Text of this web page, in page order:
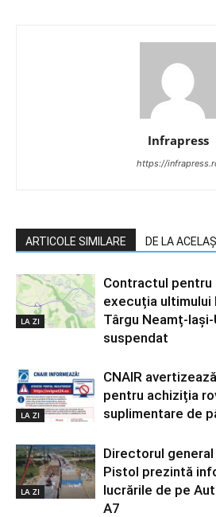
Infrapress
https://
ARTICOLE SIMILARE DE LA
LA ZI
Contractul
execuția
Târgu Neamț-
suspendat
LA ZI
CNAIR
pentru achiziția
suplimentare de
LA ZI
Directorul general
Pistol prezintă
lucrările de pe
A7